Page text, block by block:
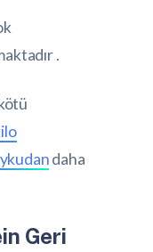
.
daha
Geri